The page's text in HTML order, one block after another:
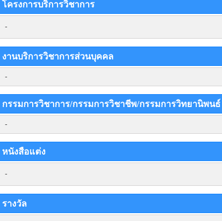
โครงการบริการวิชาการ
-
งานบริการวิชาการส่วนบุคคล
-
กรรมการวิชาการ/กรรมการวิชาชีพ/กรรมการวิทยานิพน
-
หนังสือแต่ง
-
รางวัล